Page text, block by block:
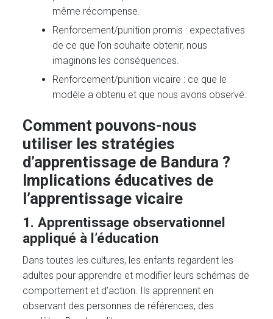
même récompense.
Renforcement/punition promis : expectatives
de ce que l’on souhaite obtenir, nous
imaginons les conséquences.
Renforcement/punition vicaire : ce que le
modèle a obtenu et que nous avons observé.
Comment pouvons-nous
utiliser les stratégies
d’apprentissage de Bandura ?
Implications éducatives de
l’apprentissage vicaire
1. Apprentissage observationnel
appliqué à l’éducation
Dans toutes les cultures, les enfants regardent les
adultes pour apprendre et modifier leurs schémas de
comportement et d’action. Ils apprennent en
observant des personnes de références, des